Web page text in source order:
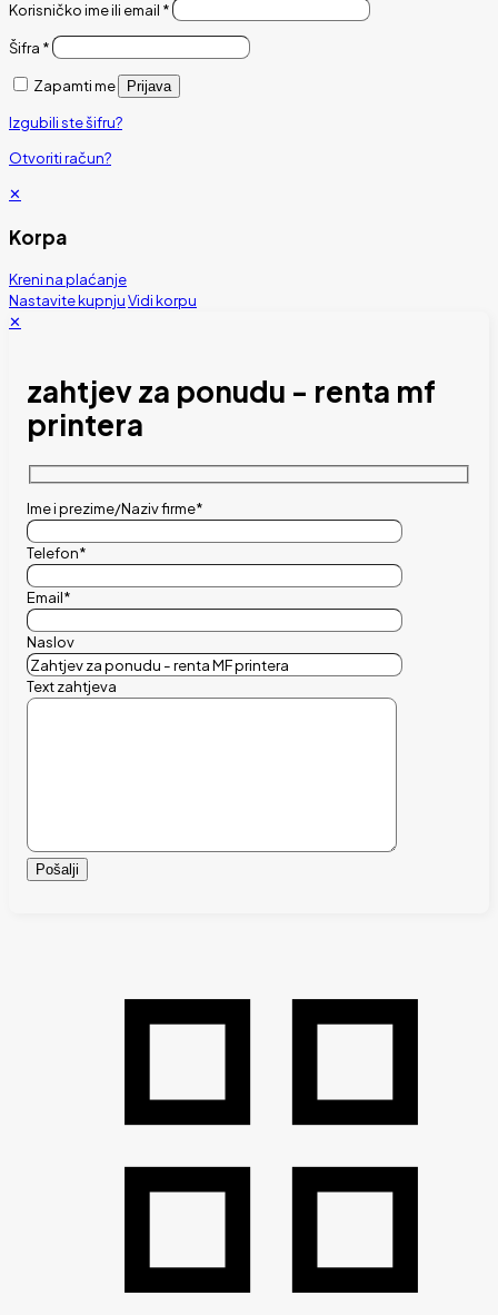
Korisničko ime ili email *
Šifra *
Zapamti me Prijava
Izgubili ste šifru?
Otvoriti račun?
✕
Korpa
Kreni na plaćanje
Nastavite kupnjuVidi korpu
✕
zahtjev za ponudu - renta mf
printera
Ime i prezime/Naziv firme*
Telefon*
Email*
Naslov
Text zahtjeva